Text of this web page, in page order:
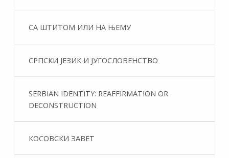
СА ШТИТОМ ИЛИ НА ЊЕМУ
СРПСКИ ЈЕЗИК И ЈУГОСЛОВЕНСТВО
SERBIAN IDENTITY: REAFFIRMATION OR
DECONSTRUCTION
КОСОВСКИ ЗАВЕТ